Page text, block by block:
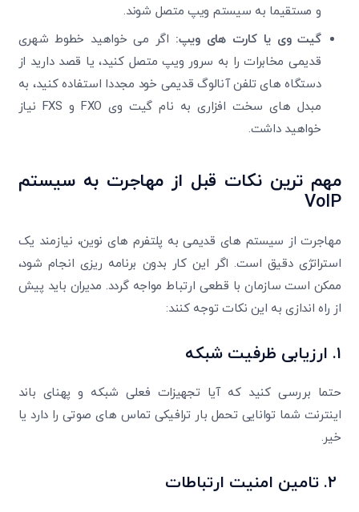
و مستقیما به سیستم ویپ متصل شوند.
گیت وی یا کارت های ویپ: اگر می خواهید خطوط شهری
قدیمی مخابرات را به سرور ویپ متصل کنید، یا قصد دارید از
دستگاه های تلفن آنالوگ قدیمی خود مجددا استفاده کنید، به
مبدل های سخت افزاری به نام گیت وی FXO و FXS نیاز
خواهید داشت.
مهم ترین نکات قبل از مهاجرت به سیستم
VoIP
مهاجرت از سیستم های قدیمی به پلتفرم های نوین، نیازمند یک
استراتژی دقیق است. اگر این کار بدون برنامه ریزی انجام شود،
ممکن است سازمان با قطعی ارتباط مواجه گردد. مدیران باید پیش
از راه اندازی به این نکات توجه کنند:
۱. ارزیابی ظرفیت شبکه
حتما بررسی کنید که آیا تجهیزات فعلی شبکه و پهنای باند
اینترنت شما توانایی تحمل بار ترافیکی تماس های صوتی را دارد یا
خیر.
تامین امنیت ارتباطات
متوجه شدم